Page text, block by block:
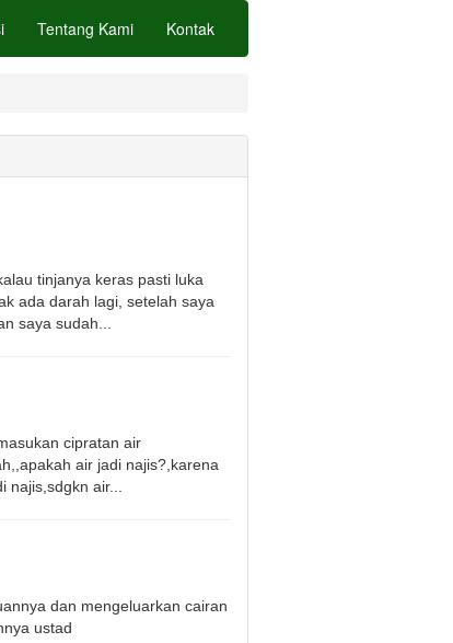
Tentang Kami Kontak
tinjanya keras pasti luka
ada darah lagi, setelah saya
saya sudah...
cipratan air
air jadi najis?,karena
air...
dan mengeluarkan cairan
ustad